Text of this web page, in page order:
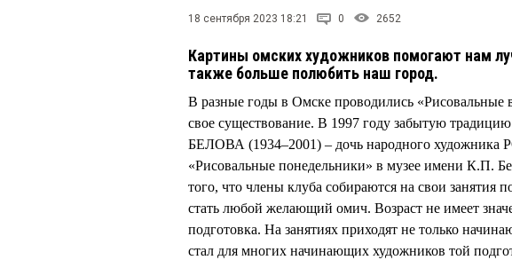
18 сентября 2023 18:21 0 2652
Картины омских художников помогают нам
также больше полюбить наш город.
В разные годы в Омске проводились «Рисовальные
свое существование. В 1997 году забытую
БЕЛОВА (1934–2001) – дочь народного художника
«Рисовальные понедельники» в музее имени К.П.
того, что члены клуба собираются на свои занятия
стать любой желающий омич. Возраст не имеет
подготовка. На занятиях приходят не только
стал для многих начинающих художников той